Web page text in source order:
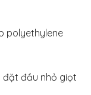
polyethylene
đặt đầu nhỏ giọt